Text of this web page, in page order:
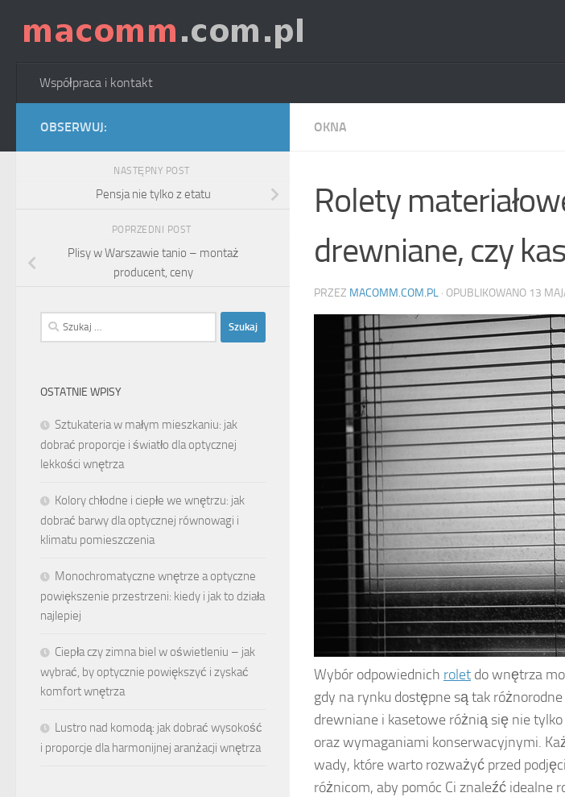
Skip to content
Współpraca i kontakt
OKNA
Rolety
drewniane, czy
PRZEZ MACOMM.COM.PL · OPUBLIKOWANO 13
Wybór odpowiednich rolet do wnętrza
gdy na rynku dostępne są tak różnorodne
drewniane i kasetowe różnią się nie
oraz wymaganiami konserwacyjnymi.
wady, które warto rozważyć przed
różnicom, aby pomóc Ci znaleźć idealne
OBSERWUJ:
NASTĘPNY POST
Pensja nie tylko z etatu
POPRZEDNI POST
Plisy w Warszawie tanio – montaż
producent, ceny
Szukaj:
OSTATNIE WPISY
Sztukateria w małym mieszkaniu: jak
dobrać proporcje i światło dla optycznej
lekkości wnętrza
Kolory chłodne i ciepłe we wnętrzu: jak
dobrać barwy dla optycznej równowagi i
klimatu pomieszczenia
Monochromatyczne wnętrze a optyczne
powiększenie przestrzeni: kiedy i jak to działa
najlepiej
Ciepła czy zimna biel w oświetleniu – jak
wybrać, by optycznie powiększyć i zyskać
komfort wnętrza
Lustro nad komodą: jak dobrać wysokość
i proporcje dla harmonijnej aranżacji wnętrza